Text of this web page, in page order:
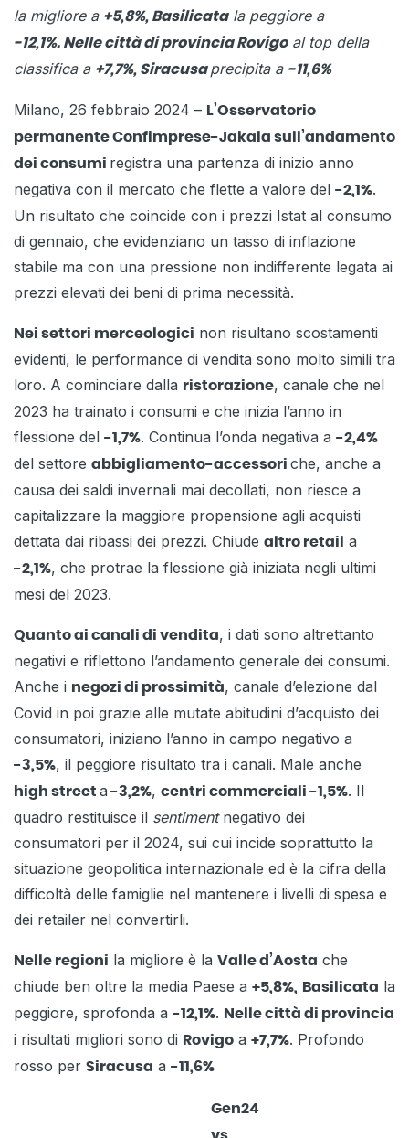
la migliore a +5,8%, Basilicatala peggiore a
-12,1%. Nelle città di provincia Rovigoal top della
classifica a +7,7%, Siracusaprecipita a -11,6%
Milano, 26 febbraio 2024 – L’Osservatorio
permanente Confimprese-Jakala sull’andamento
dei consumi registra una partenza di inizio anno
negativa con il mercato che flette a valore del -2,1%.
Un risultato che coincide con i prezzi Istat al consumo
di gennaio, che evidenziano un tasso di inflazione
stabile ma con una pressione non indifferente legata ai
prezzi elevati dei beni di prima necessità.
Nei settori merceologici non risultano scostamenti
evidenti, le performance di vendita sono molto simili tra
loro. A cominciare dalla ristorazione, canale che nel
2023 ha trainato i consumi e che inizia l’anno in
flessione del -1,7%. Continua l’onda negativa a -2,4%
del settore abbigliamento-accessori che, anche a
causa dei saldi invernali mai decollati, non riesce a
capitalizzare la maggiore propensione agli acquisti
dettata dai ribassi dei prezzi. Chiude altro retail a
-2,1%, che protrae la flessione già iniziata negli ultimi
mesi del 2023.
Quanto ai canali di vendita, i dati sono altrettanto
negativi e riflettono l’andamento generale dei consumi.
Anche i negozi di prossimità, canale d’elezione dal
Covid in poi grazie alle mutate abitudini d’acquisto dei
consumatori, iniziano l’anno in campo negativo a
-3,5%, il peggiore risultato tra i canali. Male anche
high street a -3,2%, centri commerciali -1,5%. Il
quadro restituisce il sentimentnegativo dei
consumatori per il 2024, sui cui incide soprattutto la
situazione geopolitica internazionale ed è la cifra della
difficoltà delle famiglie nel mantenere i livelli di spesa e
dei retailer nel convertirli.
Nelle regioni la migliore è la Valle d’Aosta che
chiude ben oltre la media Paese a +5,8%, Basilicata la
peggiore, sprofonda a -12,1%. Nelle città di provincia
i risultati migliori sono di Rovigo a +7,7%. Profondo
rosso per Siracusa a -11,6%
Gen24